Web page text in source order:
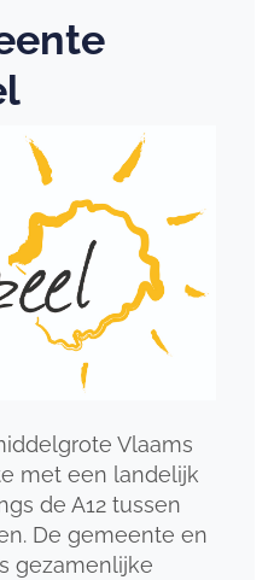
Vlaams
met een landelijk
de A12 tussen
De gemeente en
gezamenlijke